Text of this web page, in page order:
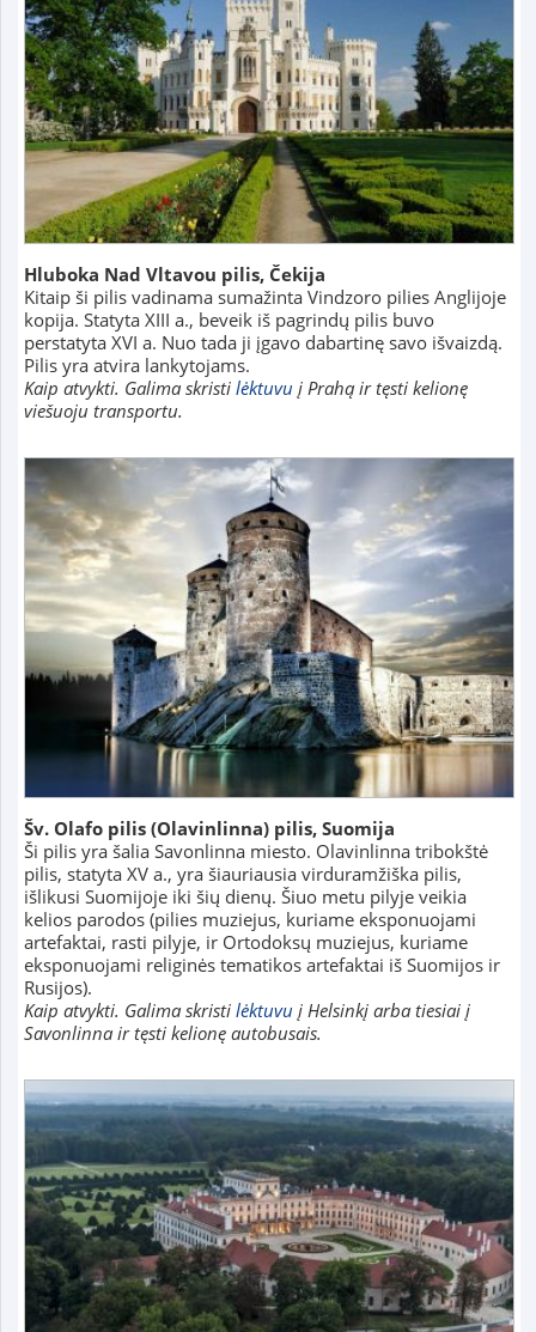
Hluboka Nad Vltavou pilis, Čekija
Kitaip ši pilis vadinama sumažinta Vindzoro pilies Anglijoje
kopija. Statyta XIII a., beveik iš pagrindų pilis buvo
perstatyta XVI a. Nuo tada ji įgavo dabartinę savo išvaizdą.
Pilis yra atvira lankytojams.
Kaip atvykti. Galima skristi lėktuvu į Prahą ir tęsti kelionę
viešuoju transportu.
Šv. Olafo pilis (Olavinlinna) pilis, Suomija
Ši pilis yra šalia Savonlinna miesto. Olavinlinna tribokštė
pilis, statyta XV a., yra šiauriausia virduramžiška pilis,
išlikusi Suomijoje iki šių dienų. Šiuo metu pilyje veikia
kelios parodos (pilies muziejus, kuriame eksponuojami
artefaktai, rasti pilyje, ir Ortodoksų muziejus, kuriame
eksponuojami religinės tematikos artefaktai iš Suomijos ir
Rusijos).
Kaip atvykti. Galima skristi lėktuvu į Helsinkį arba tiesiai į
Savonlinna ir tęsti kelionę autobusais.